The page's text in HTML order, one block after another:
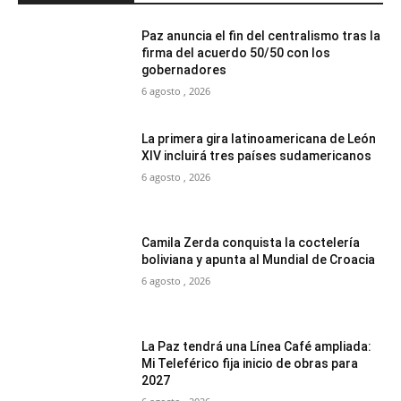
Paz anuncia el fin del centralismo tras la
firma del acuerdo 50/50 con los
gobernadores
6 agosto , 2026
La primera gira latinoamericana de León
XIV incluirá tres países sudamericanos
6 agosto , 2026
Camila Zerda conquista la coctelería
boliviana y apunta al Mundial de Croacia
6 agosto , 2026
La Paz tendrá una Línea Café ampliada:
Mi Teleférico fija inicio de obras para
2027